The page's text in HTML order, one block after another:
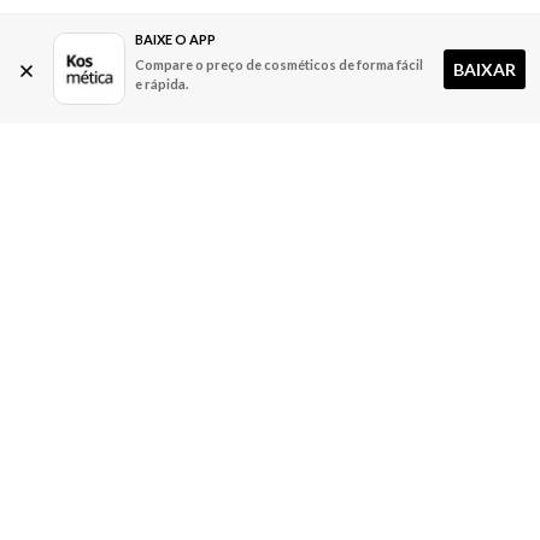
BAIXE O APP
Compare o preço de cosméticos de forma fácil
e rápida.
BAIXAR